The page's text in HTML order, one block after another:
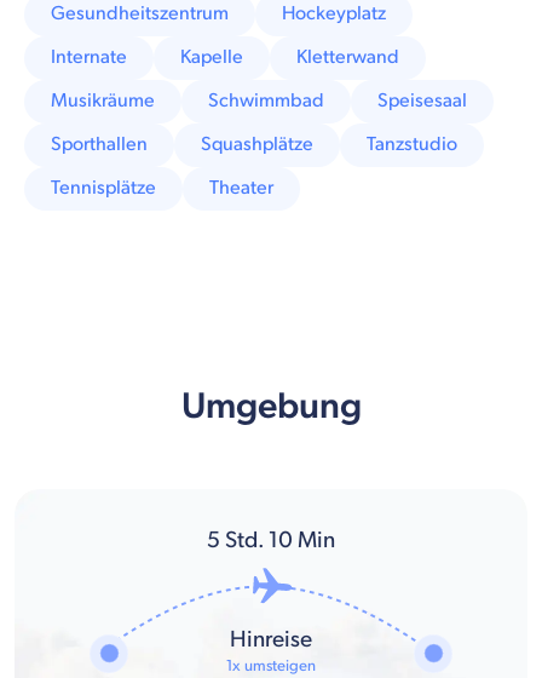
Gesundheitszentrum
Hockeyplatz
Internate
Kapelle
Kletterwand
Musikräume
Schwimmbad
Speisesaal
Sporthallen
Squashplätze
Tanzstudio
Tennisplätze
Theater
Umgebung
5 Std. 10 Min
Hinreise
1x umsteigen